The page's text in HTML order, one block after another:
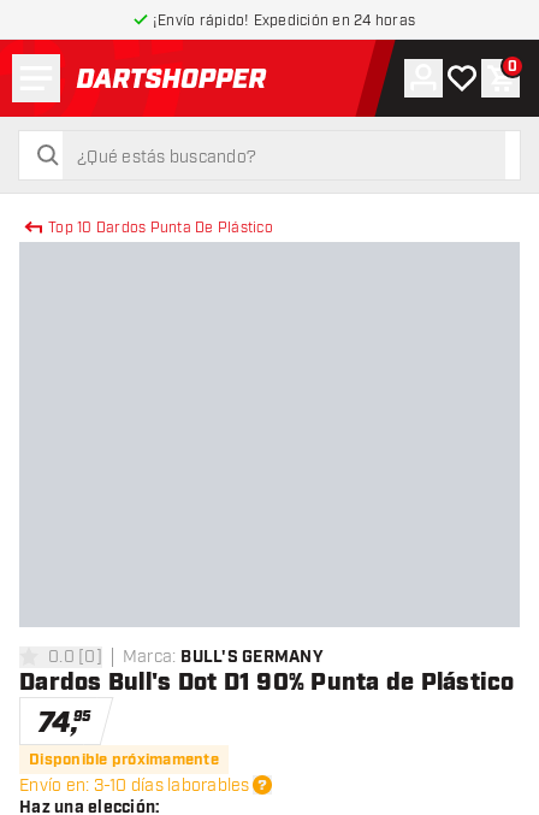
¡Envío rápido! Expedición en 24 horas
volver a la página de inicio
buscar
buscar
Cuenta
Mi lista de
0
Top 10 Dardos Punta De Plástico
0 estrellas de puntuación
0.0 [0] Marca: BULL'S GERMANY
Dardos Bull's Dot D1 90% Punta de Plástico
74,95
Disponible próximamente
Envío en: 3-10 días laborables
Haz una elección: